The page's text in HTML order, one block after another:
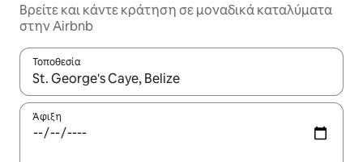
Βρείτε και κάντε κράτηση σε μοναδικά καταλύματα
στην Airbnb
Τοποθεσία
Όταν τα αποτελέσματα είναι διαθέσιμα, μπορείτε να
Άφιξη